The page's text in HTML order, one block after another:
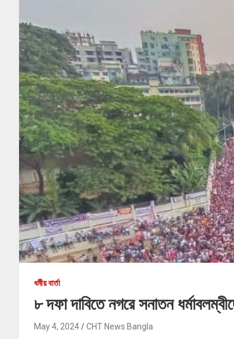
ধর্মীয় বার্তা
৮ দফা দাবিতে নগরে সনাতন
May 4, 2024 CHT News Bangla